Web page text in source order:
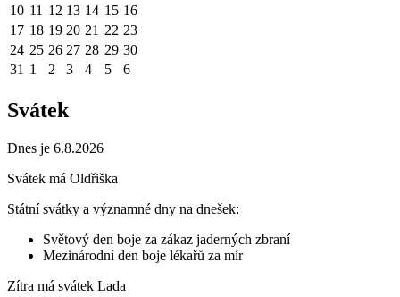
10 11 12 13 14 15 16
17 18 19 20 21 22 23
24 25 26 27 28 29 30
31 1 2 3 4 5 6
Svátek
Dnes je 6.8.2026
Svátek má Oldřiška
Státní svátky a významné dny na dnešek:
Světový den boje za zákaz jaderných zbraní
Mezinárodní den boje lékařů za mír
Zítra má svátek Lada